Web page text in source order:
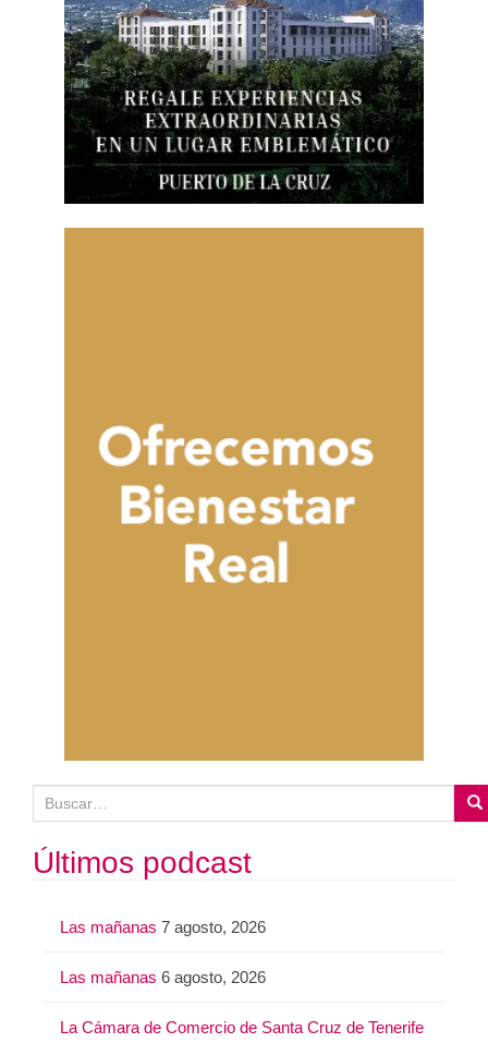
u
s
c
Últimos podcast
Las mañanas 7 agosto, 2026
Las mañanas 6 agosto, 2026
La Cámara de Comercio de Santa Cruz de Tenerife